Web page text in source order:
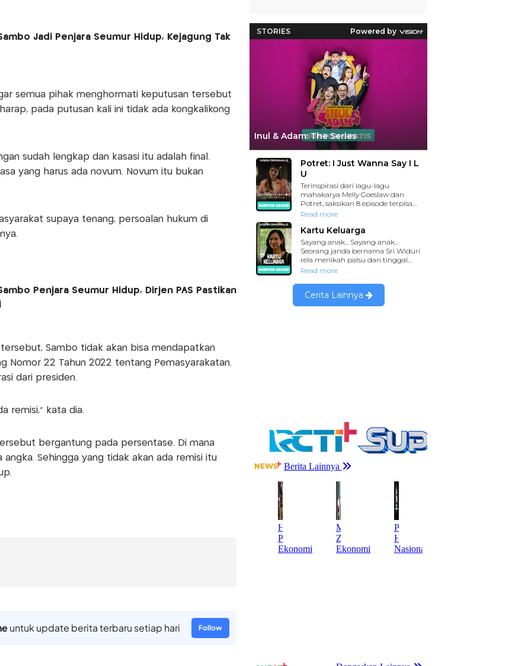
Jadi Penjara Seumur Hidup, Kejagung Tak
semua pihak menghormati keputusan tersebut
pada putusan kali ini tidak ada kongkalikong
sudah lengkap dan kasasi itu adalah final.
yang harus ada novum. Novum itu bukan
supaya tenang, persoalan hukum di
Penjara Seumur Hidup, Dirjen PAS Pastikan
Sambo tidak akan bisa mendapatkan
Nomor 22 Tahun 2022 tentang Pemasyarakatan.
dari presiden.
remisi," kata dia.
bergantung pada persentase. Di mana
Sehingga yang tidak akan ada remisi itu
untuk update berita terbaru setiap hari Follow